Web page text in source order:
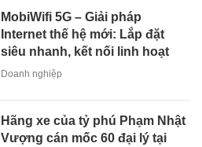
MobiWifi 5G – Giải pháp
Internet thế hệ mới: Lắp đặt
siêu nhanh, kết nối linh hoạt
Doanh nghiệp
Hãng xe của tỷ phú Phạm Nhật
Vượng cán mốc 60 đại lý tại